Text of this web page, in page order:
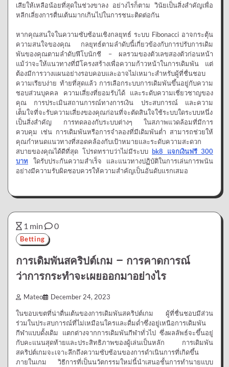
เสียให้เหลือน้อยที่สุดในช่วงขาลง อย่างไรก็ตาม วินัยเป็นสิ่งสำคัญเพื่อ
หลีกเลี่ยงการตื่นเต้นมากเกินไปในการชนะติดต่อกัน
หากคุณสนใจในความซับซ้อนเชิงกลยุทธ์ ระบบ Fibonacci อาจกระตุ้น
ความสนใจของคุณ กลยุทธ์ตามลำดับนี้เกี่ยวข้องกับการปรับการเดิม
พันของคุณตามลำดับฟีโบนักชี – ผลรวมของตัวเลขสองตัวก่อนหน้า
แม้ว่าจะให้แนวทางที่มีโครงสร้างเพื่อความก้าวหน้าในการเดิมพัน แต่
ต้องมีการวางแผนอย่างรอบคอบและอาจไม่เหมาะสำหรับผู้ที่ชื่นชอบ
ความเรียบง่าย ท้ายที่สุดแล้ว การเลือกระบบการเดิมพันขึ้นอยู่กับความ
ชอบส่วนบุคคล ความเสี่ยงที่ยอมรับได้ และระดับความเชี่ยวชาญของ
คุณ การประเมินสถานการณ์ทางการเงิน ประสบการณ์ และความ
เต็มใจที่จะรับความเสี่ยงของคุณก่อนที่จะตัดสินใจใช้ระบบใดระบบหนึ่ง
เป็นสิ่งสำคัญ การทดลองกับระบบต่างๆ ในสภาพแวดล้อมที่มีการ
ควบคุม เช่น การเดิมพันหรือการจำลองที่มีเดิมพันต่ำ สามารถช่วยให้
คุณกำหนดแนวทางที่สอดคล้องกับเป้าหมายและระดับความสะดวก
สบายของคุณได้ดีที่สุด โปรดทราบว่าไม่มีระบบ bk8 แจกเงินฟรี 300
บาท ใดรับประกันความสำเร็จ และแนวทางปฏิบัติในการเล่นการพนัน
อย่างมีความรับผิดชอบควรให้ความสำคัญเป็นอันดับแรกเสมอ
1 min 0
Betting
การเดิมพันสคริปต์เกม – การคาดการณ์
ว่าการกระทำจะเผยออกมาอย่างไร
Mateo December 24, 2023
ในขอบเขตที่น่าตื่นเต้นของการเดิมพันสคริปต์เกม ผู้ที่ชื่นชอบมีส่วน
ร่วมในประสบการณ์ที่ไม่เหมือนใครและดื่มด่ำซึ่งอยู่เหนือการเดิมพัน
กีฬาแบบดั้งเดิม แตกต่างจากการเดิมพันกีฬาทั่วไป ซึ่งผลลัพธ์จะขึ้นอยู่
กับคะแนนสุดท้ายและประสิทธิภาพของผู้เล่นเป็นหลัก การเดิมพัน
สคริปต์เกมจะเจาะลึกถึงความซับซ้อนของการดำเนินการที่เกิดขึ้น
ภายในเกม วิธีการที่เป็นนวัตกรรมใหม่นี้นำเสนอชั้นการทำนายแบบ